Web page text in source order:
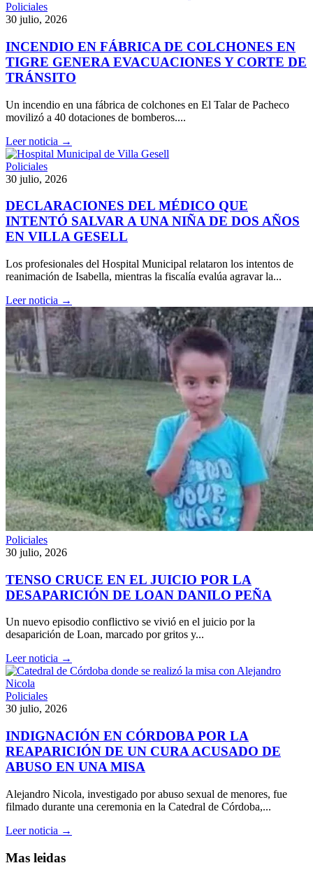
Policiales
30 julio, 2026
INCENDIO EN FÁBRICA DE COLCHONES EN
TIGRE GENERA EVACUACIONES Y CORTE DE
TRÁNSITO
Un incendio en una fábrica de colchones en El Talar de Pacheco
movilizó a 40 dotaciones de bomberos....
Leer noticia →
Policiales
30 julio, 2026
DECLARACIONES DEL MÉDICO QUE
INTENTÓ SALVAR A UNA NIÑA DE DOS AÑOS
EN VILLA GESELL
Los profesionales del Hospital Municipal relataron los intentos de
reanimación de Isabella, mientras la fiscalía evalúa agravar la...
Leer noticia →
Policiales
30 julio, 2026
TENSO CRUCE EN EL JUICIO POR LA
DESAPARICIÓN DE LOAN DANILO PEÑA
Un nuevo episodio conflictivo se vivió en el juicio por la
desaparición de Loan, marcado por gritos y...
Leer noticia →
Policiales
30 julio, 2026
INDIGNACIÓN EN CÓRDOBA POR LA
REAPARICIÓN DE UN CURA ACUSADO DE
ABUSO EN UNA MISA
Alejandro Nicola, investigado por abuso sexual de menores, fue
filmado durante una ceremonia en la Catedral de Córdoba,...
Leer noticia →
Mas leidas